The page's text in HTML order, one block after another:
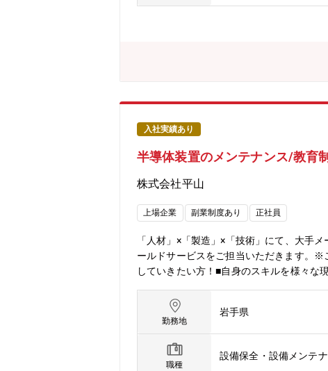
がらPL/SEとしてキャリアアップを目指
と考えている方■職場の雰囲気様々な専
入社実績あり
半導体装置のメンテナンス/教育
株式会社平山
上場企業 副業制度あり 正社員
「人材」×「製造」×「技術」にて、大手
ールドサービスをご担当いただきます。※
していきたい方！■自身のスキルを様々な
勤務地
岩手県
職種
設備保全・設備メンテ